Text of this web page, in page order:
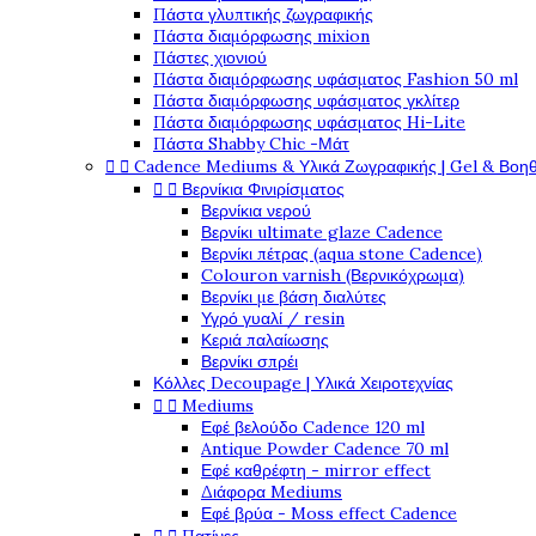
Πάστα γλυπτικής ζωγραφικής
Πάστα διαμόρφωσης mixion
Πάστες χιονιού
Πάστα διαμόρφωσης υφάσματος Fashion 50 ml
Πάστα διαμόρφωσης υφάσματος γκλίτερ
Πάστα διαμόρφωσης υφάσματος Hi-Lite
Πάστα Shabby Chic -Μάτ
  Cadence Mediums & Υλικά Ζωγραφικής | Gel &
  Βερνίκια Φινιρίσματος
Βερνίκια νερού
Βερνίκι ultimate glaze Cadence
Βερνίκι πέτρας (aqua stone Cadence)
Colouron varnish (Βερνικόχρωμα)
Βερνίκι με βάση διαλύτες
Υγρό γυαλί / resin
Κεριά παλαίωσης
Βερνίκι σπρέι
Κόλλες Decoupage | Υλικά Χειροτεχνίας
  Mediums
Εφέ βελούδο Cadence 120 ml
Antique Powder Cadence 70 ml
Εφέ καθρέφτη - mirror effect
Διάφορα Mediums
Εφέ βρύα - Moss effect Cadence